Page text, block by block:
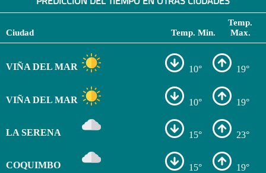
Ciudad Temp. Min.
Temp.
Max.
VIÑA DEL MAR 10° 19°
VIÑA DEL MAR 10° 19°
LA SERENA 15° 23°
COQUIMBO 15° 19°